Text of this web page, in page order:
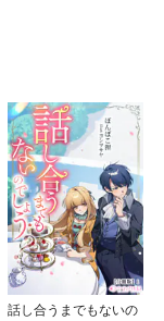
話し合うまでもないの